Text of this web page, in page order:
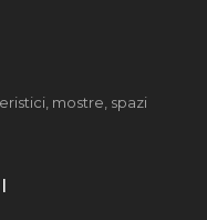
mostre, spazi